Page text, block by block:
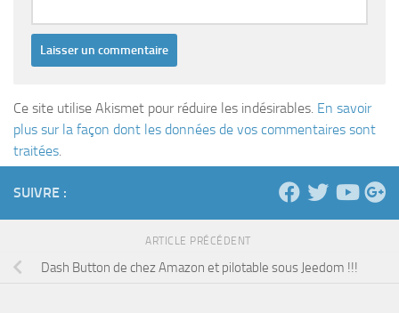
Ce site utilise Akismet pour réduire les indésirables. En savoir
plus sur la façon dont les données de vos commentaires sont
traitées.
SUIVRE :
ARTICLE PRÉCÉDENT
Dash Button de chez Amazon et pilotable sous Jeedom !!!